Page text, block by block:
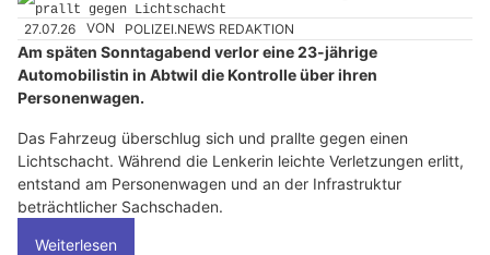
27.07.26 VON POLIZEI.NEWS REDAKTION
Am späten Sonntagabend verlor eine 23-jährige
Automobilistin in Abtwil die Kontrolle über ihren
Personenwagen.
Das Fahrzeug überschlug sich und prallte gegen einen
Lichtschacht. Während die Lenkerin leichte Verletzungen erlitt,
entstand am Personenwagen und an der Infrastruktur
beträchtlicher Sachschaden.
Weiterlesen